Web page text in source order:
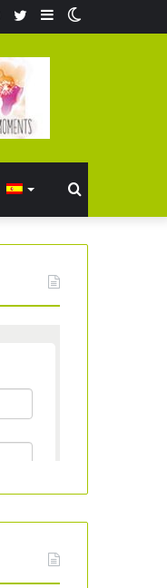
Barra
Twitter
Facebook
Buscar